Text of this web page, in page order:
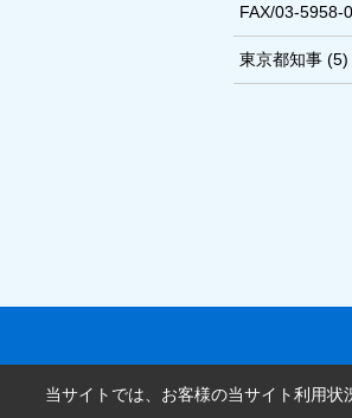
FAX/03-5958-
東京都知事
当サイトでは、お客様の当サイト利用